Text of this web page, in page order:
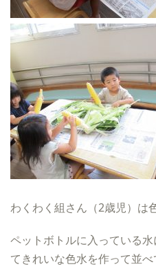
わくわく組さん（2歳児）は
ペットボトルに入っている
てきれいな色水を作って並